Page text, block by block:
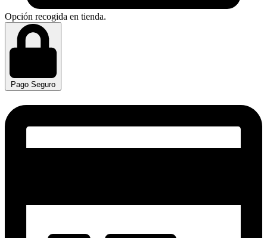
Opción recogida en tienda.
Pago Seguro